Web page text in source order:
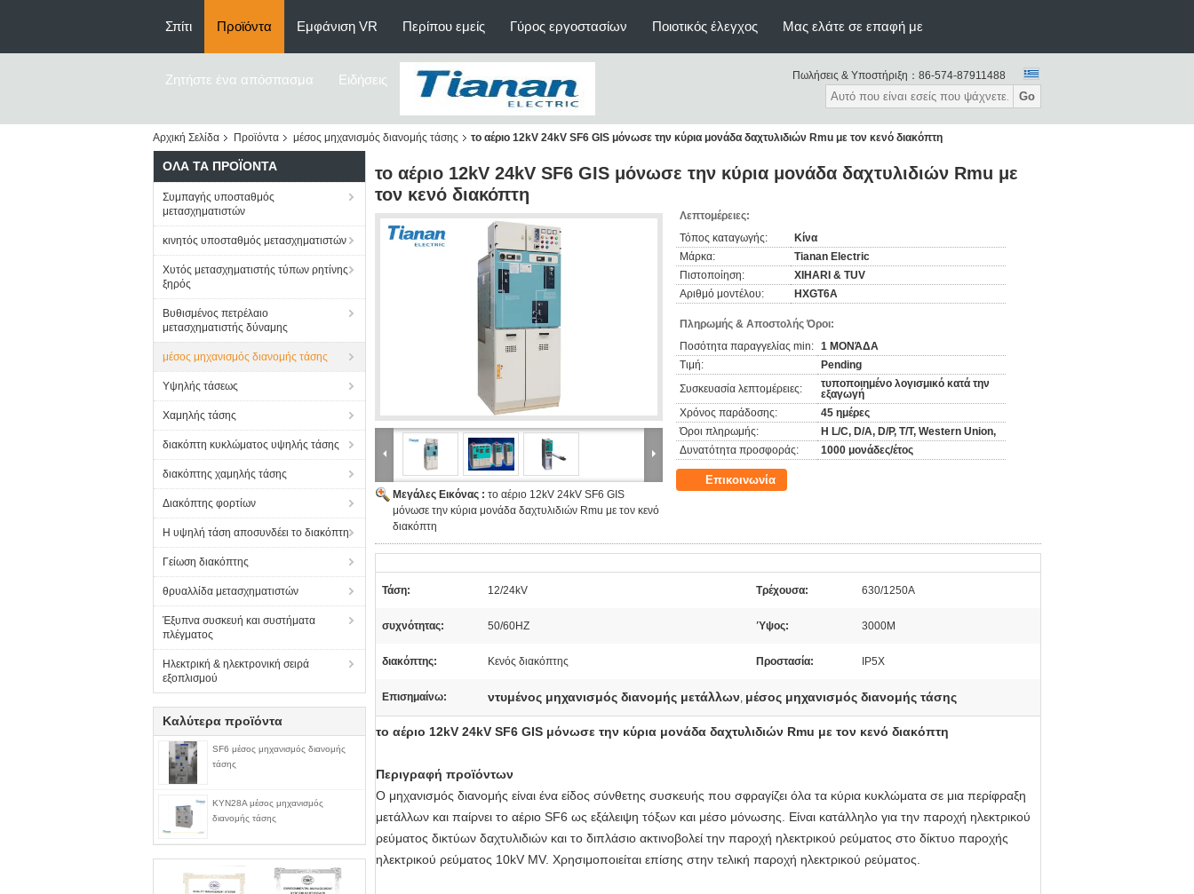
Σπίτι Προϊόντα Εμφάνιση VR Περίπου εμείς Γύρος εργοστασίων Ποιοτικός έλεγχος Μας ελάτε σε επαφή με
Ζητήστε ένα απόσπασμα Ειδήσεις Πωλήσεις & Υποστήριξη： 86-574-87911488
Go
Αρχική Σελίδα Προϊόντα μέσος μηχανισμός διανομής τάσης το αέριο 12kV 24kV SF6 GIS μόνωσε την κύρια μονάδα δαχτυλιδιών Rmu με τον κενό διακόπτη
ΌΛΑ ΤΑ ΠΡΟΪΌΝΤΑ
Συμπαγής υποσταθμός
μετασχηματιστών
κινητός υποσταθμός μετασχηματιστών
Χυτός μετασχηματιστής τύπων ρητίνης
ξηρός
Βυθισμένος πετρέλαιο
μετασχηματιστής δύναμης
μέσος μηχανισμός διανομής τάσης
Υψηλής τάσεως
Χαμηλής τάσης
διακόπτη κυκλώματος υψηλής τάσης
διακόπτης χαμηλής τάσης
Διακόπτης φορτίων
Η υψηλή τάση αποσυνδέει το διακόπτη
Γείωση διακόπτης
θρυαλλίδα μετασχηματιστών
Έξυπνα συσκευή και συστήματα
πλέγματος
Ηλεκτρική & ηλεκτρονική σειρά
εξοπλισμού
Καλύτερα προϊόντα
SF6 μέσος μηχανισμός διανομής
τάσης
KYN28A μέσος μηχανισμός
διανομής τάσης
το αέριο 12kV 24kV SF6 GIS μόνωσε την κύρια μονάδα δαχτυλιδιών Rmu με
τον κενό διακόπτη
Μεγάλες Εικόνας : το αέριο 12kV 24kV SF6 GIS
μόνωσε την κύρια μονάδα δαχτυλιδιών Rmu με τον κενό
διακόπτη
Λεπτομέρειες:
Τόπος καταγωγής:
Κίνα
Μάρκα:
Tianan Electric
Πιστοποίηση:
XIHARI & TUV
Αριθμό μοντέλου:
HXGT6A
Πληρωμής & Αποστολής Όροι:
Ποσότητα παραγγελίας min: 1 ΜΟΝΆΔΑ
Τιμή:
Pending
Συσκευασία λεπτομέρειες:
τυποποιημένο λογισμικό κατά την
εξαγωγή
Χρόνος παράδοσης:
45 ημέρες
Όροι πληρωμής:
Η L/C, D/A, D/P, T/T, Western Union,
Δυνατότητα προσφοράς:
1000 μονάδες/έτος
Επικοινωνία
Τάση: 12/24kV Τρέχουσα: 630/1250A
συχνότητας: 50/60HZ Ύψος: 3000M
διακόπτης: Κενός διακόπτης Προστασία: IP5X
Επισημαίνω: ντυμένος μηχανισμός διανομής μετάλλων, μέσος μηχανισμός διανομής τάσης
το αέριο 12kV 24kV SF6 GIS μόνωσε την κύρια μονάδα δαχτυλιδιών Rmu με τον κενό διακόπτη
Περιγραφή προϊόντων
Ο μηχανισμός διανομής είναι ένα είδος σύνθετης συσκευής που σφραγίζει όλα τα κύρια κυκλώματα σε μια περίφραξη
μετάλλων και παίρνει το αέριο SF6 ως εξάλειψη τόξων και μέσο μόνωσης. Είναι κατάλληλο για την παροχή ηλεκτρικού
ρεύματος δικτύων δαχτυλιδιών και το διπλάσιο ακτινοβολεί την παροχή ηλεκτρικού ρεύματος στο δίκτυο παροχής
ηλεκτρικού ρεύματος 10kV MV. Χρησιμοποιείται επίσης στην τελική παροχή ηλεκτρικού ρεύματος.